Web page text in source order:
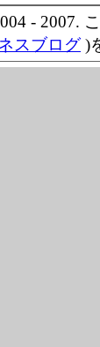
- 2007.
スブログ)